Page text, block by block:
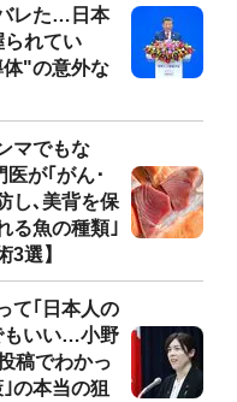
レた…日本
れてい
"の意外な
マでもな
医が｢がん･
し､美背を保
る魚の種類｣
3選】
て｢日本人の
もいい…小野
稿でわかっ
の本当の狙